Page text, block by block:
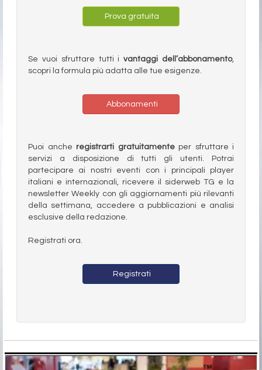
Prova gratuita
Se vuoi sfruttare tutti ivantaggi dell’abbonamento,
scopri la formula più adatta alle tue esigenze.
Abbonamenti
Puoi anche registrarti gratuitamenteper sfruttare i
servizi a disposizione di tutti gli utenti. Potrai
partecipare ai nostri eventi con i principali player
italiani e internazionali, ricevere il siderweb TG e la
newsletter Weekly con gli aggiornamenti più rilevanti
della settimana, accedere a pubblicazioni e analisi
esclusive della redazione.
Registrati ora.
Registrati